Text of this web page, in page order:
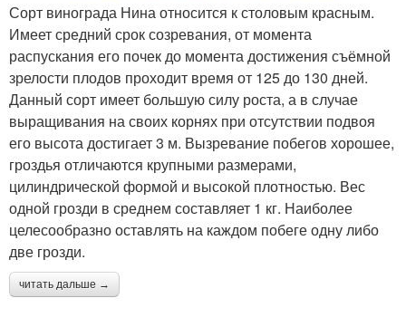
Сорт винограда Нина относится к столовым красным.
Имеет средний срок созревания, от момента
распускания его почек до момента достижения съёмной
зрелости плодов проходит время от 125 до 130 дней.
Данный сорт имеет большую силу роста, а в случае
выращивания на своих корнях при отсутствии подвоя
его высота достигает 3 м. Вызревание побегов хорошее,
гроздья отличаются крупными размерами,
цилиндрической формой и высокой плотностью. Вес
одной грозди в среднем составляет 1 кг. Наиболее
целесообразно оставлять на каждом побеге одну либо
две грозди.
читать дальше →